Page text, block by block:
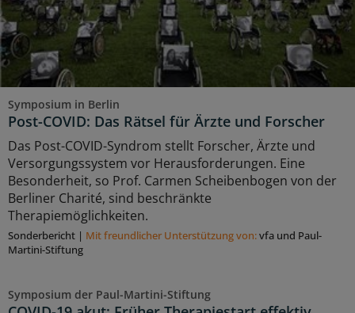
Symposium in Berlin
Post-COVID: Das Rätsel für Ärzte und Forscher
Das Post-COVID-Syndrom stellt Forscher, Ärzte und
Versorgungssystem vor Herausforderungen. Eine
Besonderheit, so Prof. Carmen Scheibenbogen von der
Berliner Charité, sind beschränkte
Therapiemöglichkeiten.
Sonderbericht | Mit freundlicher Unterstützung von:vfa und Paul-
Martini-Stiftung
Symposium der Paul-Martini-Stiftung